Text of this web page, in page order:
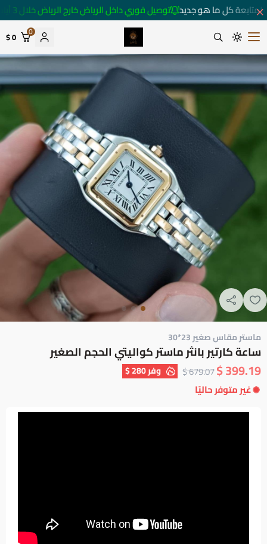
كل ما هو جديد توصيل فوري داخل الرياض خارج الرياض خلال 3 أيام 🚚
متجر ساعات رومانس
0
0 $
ماستر مقاس صغير 23*30
ساعة كارتير بانثر ماستر كواليتي الحجم الصغير
399.19 $
679.07 $ وفر280 $
غير متوفر حاليًا